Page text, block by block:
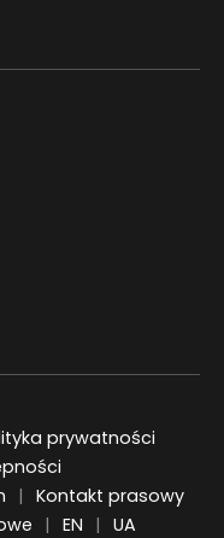
prywatności
Kontakt prasowy
EN
ENGLISH
UA
UKRAIŃSKI